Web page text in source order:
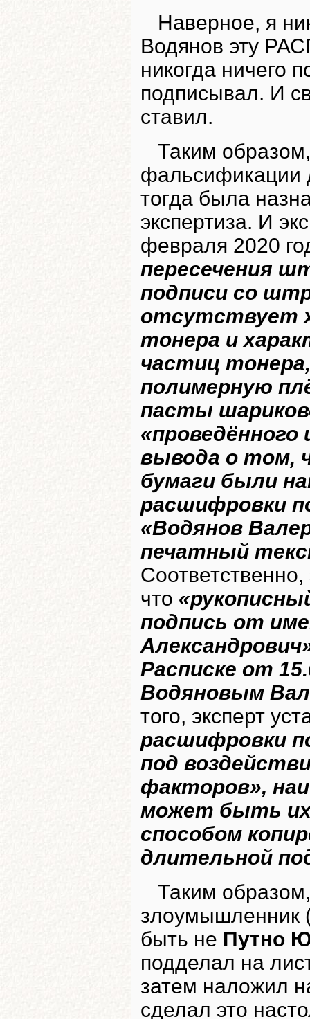
Наверное, я
Водянов эту
никогда ничего
подписывал. И
ставил.
Таким
фальсификации
тогда была
экспертиза. И
февраля 2020
пересечения
подписи со
отсутствует
тонера и
частиц
полимерную
пасты
вывода о том,
бумаги были
расшифровки
«Водянов
печатный
что
подпись от
Расписке от
Водяновым
того, эксперт
расшифровки
под
факторов»,
может быть их
способом
длительной
Таким
злоумышленник
быть не Путно
подделал на
затем наложил
сделал это